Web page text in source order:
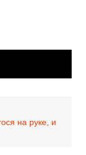
на руке, и